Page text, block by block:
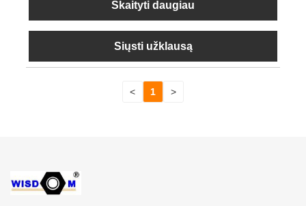
Skaityti daugiau
Siųsti užklausą
< 1 >